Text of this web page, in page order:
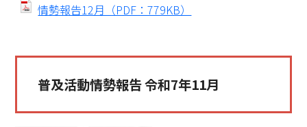
情勢報告12月（PDF：779KB）
普及活動情勢報告 令和7年11月